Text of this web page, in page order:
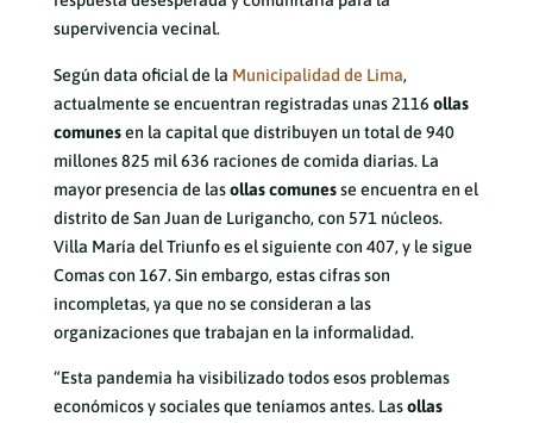
supervivencia vecinal.
Según data oficial de la Municipalidad de Lima,
actualmente se encuentran registradas unas 2116 ollas
comunesen la capital que distribuyen un total de 940
millones 825 mil 636 raciones de comida diarias. La
mayor presencia de lasollas comunesse encuentra en el
distrito de San Juan de Lurigancho, con 571 núcleos.
Villa María del Triunfo es el siguiente con 407, y le sigue
Comas con 167. Sin embargo, estas cifras son
incompletas, ya que no se consideran a las
organizaciones que trabajan en la informalidad.
“Esta pandemia ha visibilizado todos esos problemas
económicos y sociales que teníamos antes. Lasollas